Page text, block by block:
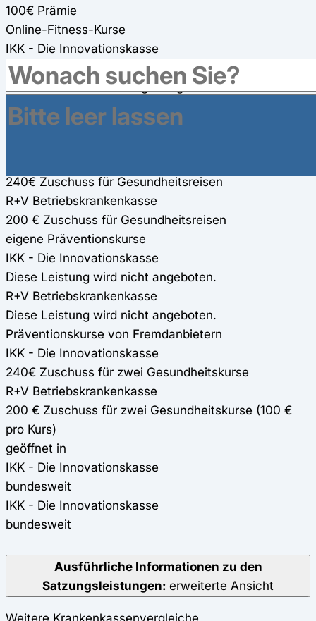
100€ Prämie
Online-Fitness-Kurse
IKK - Die Innovationskasse
Online-Präventionskurse von Gymondo (100%),
anschließend 12-monatige Mitgliedschaft kostenfrei.
R+V Betriebskrankenkasse
Online-Fitness-Kurse werden angeboten (100%)
240€ Zuschuss für Gesundheitsreisen
R+V Betriebskrankenkasse
200 € Zuschuss für Gesundheitsreisen
eigene Präventionskurse
IKK - Die Innovationskasse
Diese Leistung wird nicht angeboten.
R+V Betriebskrankenkasse
Diese Leistung wird nicht angeboten.
Präventionskurse von Fremdanbietern
IKK - Die Innovationskasse
240€ Zuschuss für zwei Gesundheitskurse
R+V Betriebskrankenkasse
200 € Zuschuss für zwei Gesundheitskurse (100 €
pro Kurs)
geöffnet in
IKK - Die Innovationskasse
bundesweit
IKK - Die Innovationskasse
bundesweit
Ausführliche Informationen zu den
Satzungsleistungen: erweiterte Ansicht